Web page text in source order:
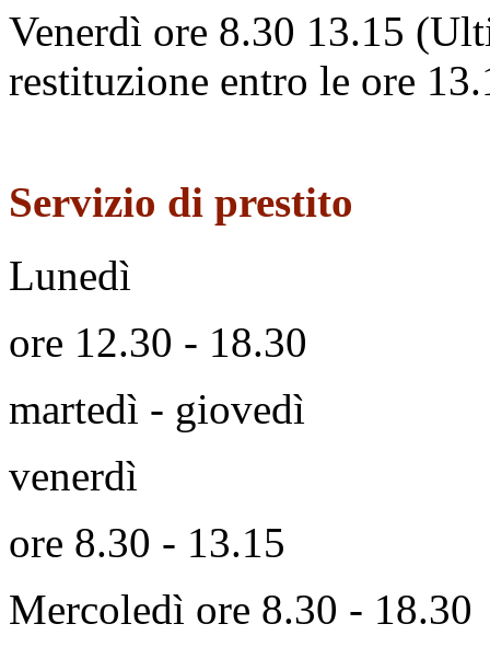
Venerdì ore 8.30 13.15
restituzione entro le ore
Servizio di prestito
Lunedì
ore 12.30 - 18.30
martedì - giovedì
venerdì
ore 8.30 - 13.15
Mercoledì ore 8.30 - 18.30